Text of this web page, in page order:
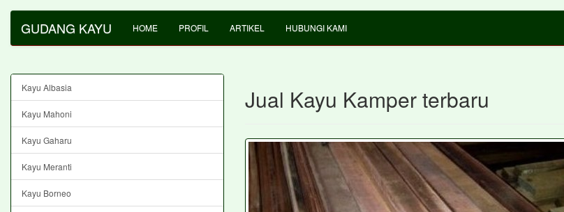
GUDANG KAYU HOME PROFIL ARTIKEL HUBUNGI KAMI
Jual Kayu Kamper terbaru
Kayu Albasia
Kayu Mahoni
Kayu Gaharu
Kayu Meranti
Kayu Borneo